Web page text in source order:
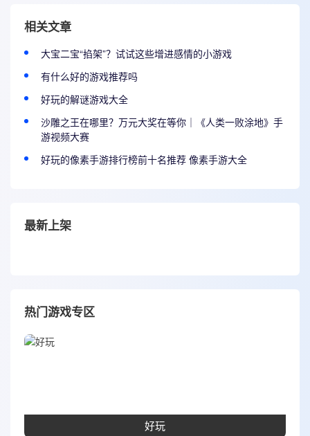
相关文章
大宝二宝“掐架”？试试这些增进感情的小游戏
有什么好的游戏推荐吗
好玩的解谜游戏大全
沙雕之王在哪里？万元大奖在等你｜《人类一败涂地》手
游视频大赛
好玩的像素手游排行榜前十名推荐 像素手游大全
最新上架
热门游戏专区
好玩